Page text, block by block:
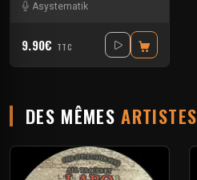
Asystematik
9.90€ TTC
DES MÊMESARTISTES